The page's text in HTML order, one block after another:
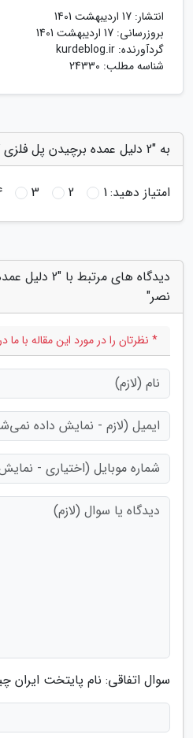
انتشار: 17 اردیبهشت 1401
بروزرسانی: 17 اردیبهشت 1401
گردآورنده: kurdeblog.ir
شناسه مطلب: 24330
به "2 دلیل عمده برچیدن پل فلزی کوی نصر" امتیاز دهید
امتیاز دهید:1
2
3
دیدگاه های
نصر"
* نظرتان را در مورد این مقاله با ما
سوال اتفاقی: نام پایتخت